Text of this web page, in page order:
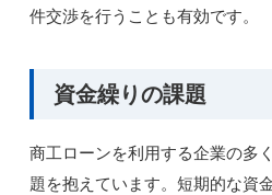
件交渉を行うことも有効です。
資金繰りの課題
商工ローンを利用する企業の多
題を抱えています。短期的な資